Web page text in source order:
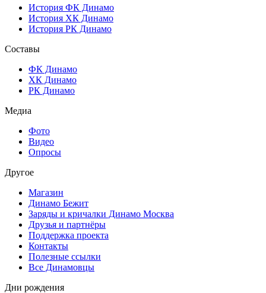
История ФК Динамо
История ХК Динамо
История РК Динамо
Составы
ФК Динамо
ХК Динамо
РК Динамо
Медиа
Фото
Видео
Опросы
Другое
Магазин
Динамо Бежит
Заряды и кричалки Динамо Москва
Друзья и партнёры
Поддержка проекта
Контакты
Полезные ссылки
Все Динамовцы
Дни рождения